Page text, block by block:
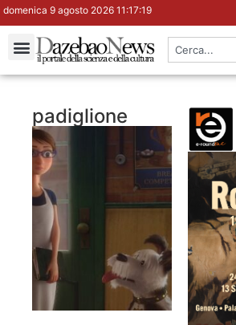
domenica 9 agosto 2026 11:17:20
padiglione